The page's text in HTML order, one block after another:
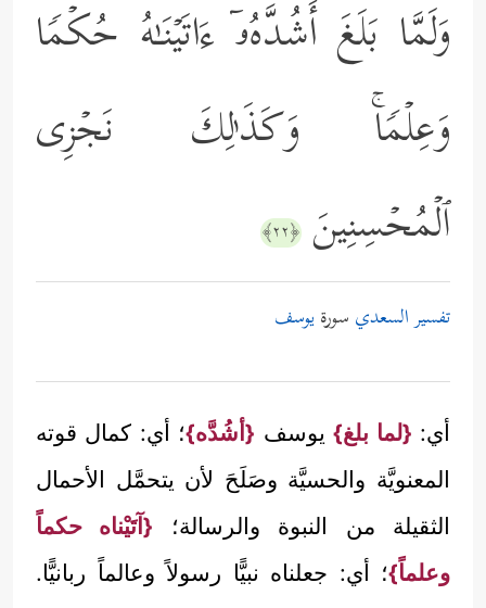
وَلَمَّا بَلَغَ أَشُدَّهُۥۤ ءَاتَیۡنَـٰهُ حُكۡمࣰا
وَعِلۡمࣰاۚ وَكَذَ ٰ⁠لِكَ نَجۡزِی
ٱلۡمُحۡسِنِینَ ﴿٢٢﴾
تفسير السعدي سورةيوسف
أي: {لما بلغ}يوسف {أشُدَّه}؛ أي: كمال قوته
المعنويَّة والحسيَّة وصَلَحَ لأن يتحمَّل الأحمال
الثقيلة من النبوة والرسالة؛ {آتَيْناه حكماً
وعلماً}؛ أي: جعلناه نبيًّا رسولاً وعالماً ربانيًّا.